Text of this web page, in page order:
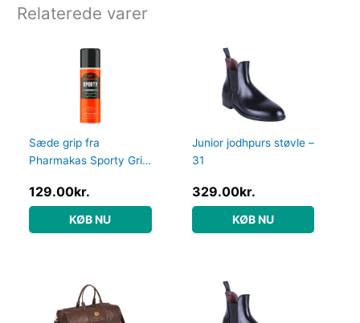
Relaterede varer
Sæde grip fra
Pharmakas Sporty Grip
spray
129.00kr.
KØB NU
Junior jodhpurs støvle –
31
329.00kr.
KØB NU